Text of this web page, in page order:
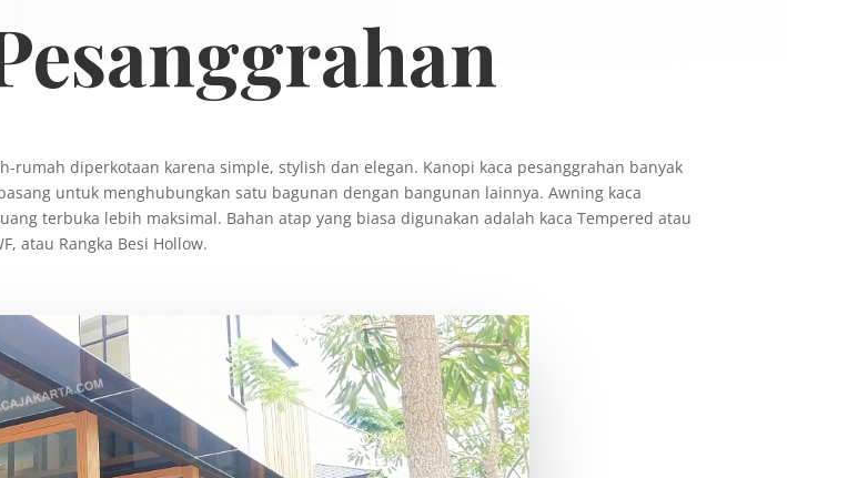
diperkotaan karena simple, stylish dan elegan. Kanopi kaca pesanggrahan banyak
untuk menghubungkan satu bagunan dengan bangunan lainnya. Awning kaca
terbuka lebih maksimal. Bahan atap yang biasa digunakan adalah kaca Tempered atau
atau Rangka Besi Hollow.